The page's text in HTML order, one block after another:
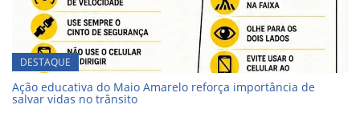
DESTAQUE
Ação educativa do Maio Amarelo reforça importância de
salvar vidas no trânsito